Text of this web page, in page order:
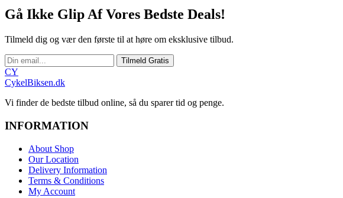
Gå Ikke Glip Af Vores Bedste Deals!
Tilmeld dig og vær den første til at høre om eksklusive tilbud.
Tilmeld Gratis
CY
CykelBiksen.dk
Vi finder de bedste tilbud online, så du sparer tid og penge.
INFORMATION
About Shop
Our Location
Delivery Information
Terms & Conditions
My Account